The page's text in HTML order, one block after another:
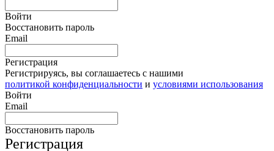
Войти
Восстановить пароль
Email
Регистрация
Регистрируясь, вы соглашаетесь с нашими
политикой конфиденциальности и условиями использования
Войти
Email
Восстановить пароль
Регистрация